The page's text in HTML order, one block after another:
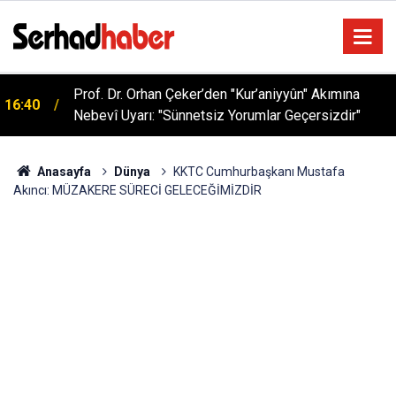
05:57
Sağlıklı Beslenmede Yeni Trend: Düşük Kalorili
Multi-Fiber İçecek Tozu
Anasayfa Dünya
KKTC Cumhurbaşkanı Mustafa
Akıncı: MÜZAKERE SÜRECİ GELECEĞİMİZDİR